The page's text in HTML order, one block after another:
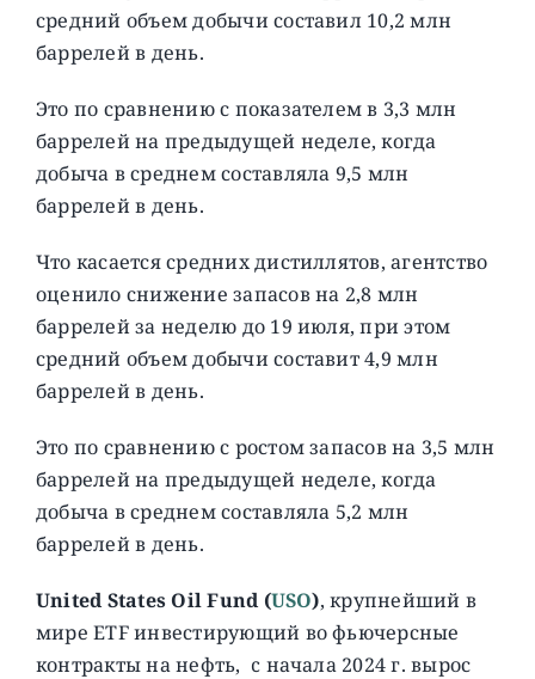
средний объем добычи составил 10,2 млн
баррелей в день.
Это по сравнению с показателем в 3,3 млн
баррелей на предыдущей неделе, когда
добыча в среднем составляла 9,5 млн
баррелей в день.
Что касается средних дистиллятов, агентство
оценило снижение запасов на 2,8 млн
баррелей за неделю до 19 июля, при этом
средний объем добычи составит 4,9 млн
баррелей в день.
Это по сравнению с ростом запасов на 3,5 млн
баррелей на предыдущей неделе, когда
добыча в среднем составляла 5,2 млн
баррелей в день.
United States Oil Fund (USO), крупнейший в
мире ETF инвестирующий во фьючерсные
контракты на нефть, c начала 2024 г. вырос